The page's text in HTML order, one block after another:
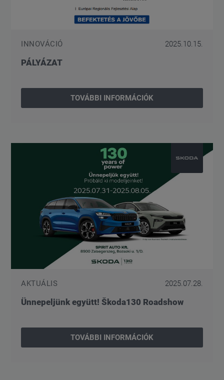
INNOVÁCIÓ 2025.10.15.
PÁLYÁZAT
TOVÁBBI INFORMÁCIÓK
AKTUÁLIS 2025.07.28.
Ünnepeljünk együtt! Škoda130 Roadshow
TOVÁBBI INFORMÁCIÓK